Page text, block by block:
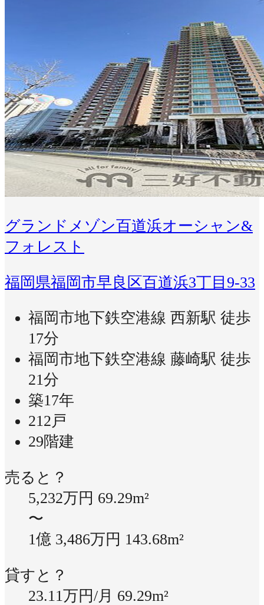
グランドメゾン百道浜オーシャン&
フォレスト
福岡県福岡市早良区百道浜3丁目9-33
福岡市地下鉄空港線 西新駅 徒歩
17分
福岡市地下鉄空港線 藤崎駅 徒歩
21分
築17年
212戸
29階建
売ると？
5,232万円 69.29m²
〜
1億 3,486万円 143.68m²
貸すと？
23.11万円/月 69.29m²